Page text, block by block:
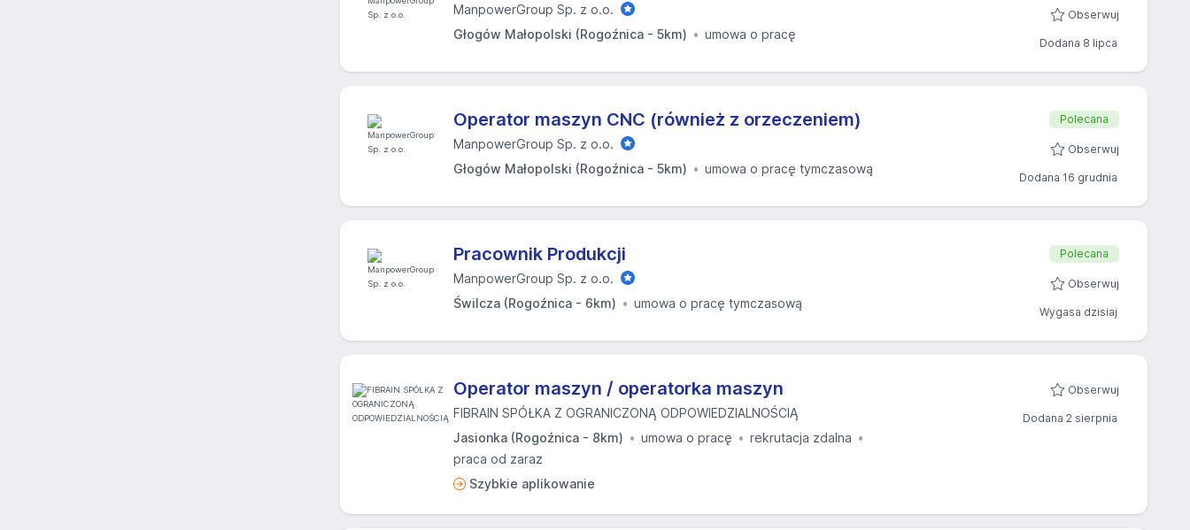
ManpowerGroup Sp. z o.o.
Głogów Małopolski (Rogoźnica - 5km)
umowa o pracę
Obserwuj
Dodana 8 lipca
Operator maszyn CNC (również z orzeczeniem)
ManpowerGroup Sp. z o.o.
Głogów Małopolski (Rogoźnica - 5km)
umowa o pracę tymczasową
Polecana
Obserwuj
Dodana 16 grudnia
Pracownik Produkcji
ManpowerGroup Sp. z o.o.
Świlcza (Rogoźnica - 6km)
umowa o pracę tymczasową
Polecana
Obserwuj
Wygasa dzisiaj
Operator maszyn / operatorka maszyn
FIBRAIN SPÓŁKA Z OGRANICZONĄ ODPOWIEDZIALNOŚCIĄ
Jasionka (Rogoźnica - 8km)
umowa o pracę
rekrutacja zdalna
praca od zaraz
Szybkie aplikowanie
Obserwuj
Dodana 2 sierpnia